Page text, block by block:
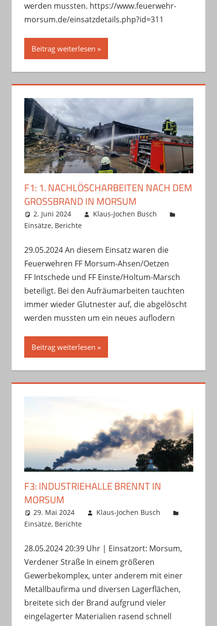
werden mussten. https://www.feuerwehr-
morsum.de/einsatzdetails.php?id=311
Beitrag weiterlesen
F1: 1. NACHLÖSCHARBEITEN NACH DEM
GROSSBRAND IN MORSUM
2. Juni 2024
Klaus-Jochen Busch
Einsätze, Berichte
29.05.2024 An diesem Einsatz waren die
Feuerwehren FF Morsum-Ahsen/Oetzen
FF Intschede und FF Einste/Holtum-Marsch
beteiligt. Bei den Aufräumarbeiten tauchten
immer wieder Glutnester auf, die abgelöscht
werden mussten um ein neues auflodern
Beitrag weiterlesen
F3: INDUSTRIEHALLE BRENNT IN
MORSUM
29. Mai 2024
Klaus-Jochen Busch
Einsätze, Berichte
28.05.2024 20:39 Uhr | Einsatzort: Morsum,
Verdener Straße In einem größeren
Gewerbekomplex, unter anderem mit einer
Metallbaufirma und diversen Lagerflächen,
breitete sich der Brand aufgrund vieler
eingelagerter Materialien rasend schnell